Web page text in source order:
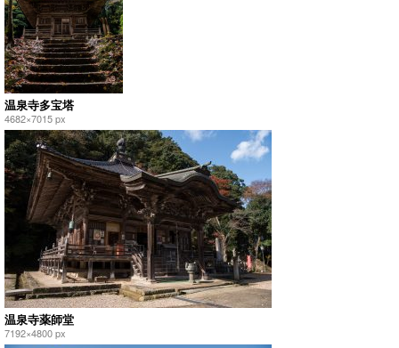
温泉寺多宝塔
4682×7015 px
温泉寺薬師堂
7192×4800 px